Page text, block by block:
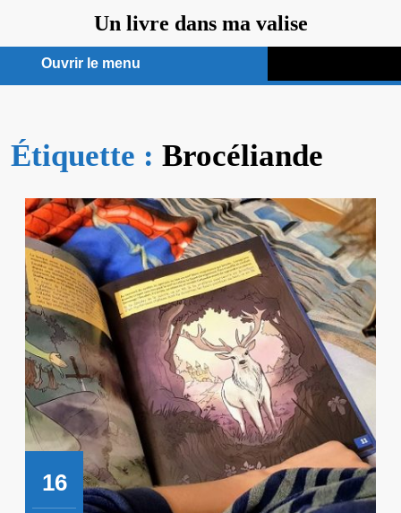
contenu
Un livre dans ma valise
Ouvrir le menu
menu
Étiquette : Brocéliande
16